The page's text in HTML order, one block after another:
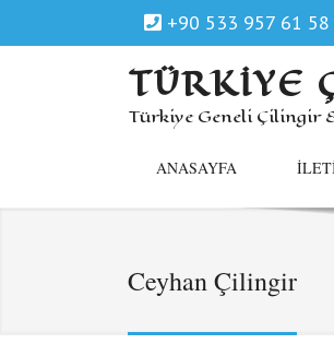
+90 533 957 61 58
TÜRKIYE
Türkiye Geneli Çilingir
ANASAYFA
Ceyhan Çilingir